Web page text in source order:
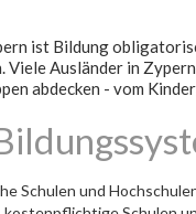
ist Bildung
Viele Ausländer in
abdecken - vom
Schulen und